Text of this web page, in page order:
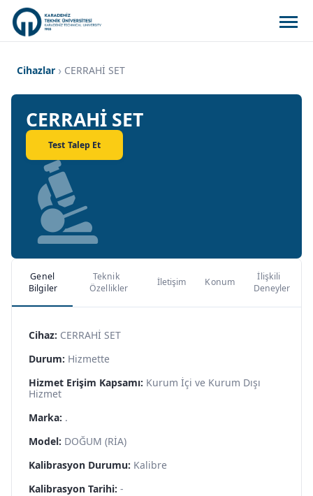
Cihazlar CERRAHİ SET
CERRAHİ SET
Test Talep Et
Genel
Bilgiler
Teknik
Özellikler
İletişim Konum
İlişkili
Deneyler
Cihaz: CERRAHİ SET
Durum: Hizmette
Hizmet Erişim Kapsamı: Kurum İçi ve Kurum Dışı
Hizmet
Marka: .
Model: DOĞUM (RİA)
Kalibrasyon Durumu: Kalibre
Kalibrasyon Tarihi: -